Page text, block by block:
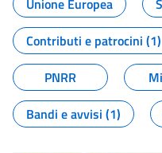
Unione Europea
Contributi e patrocini (1)
PNRR
Bandi e avvisi (1)